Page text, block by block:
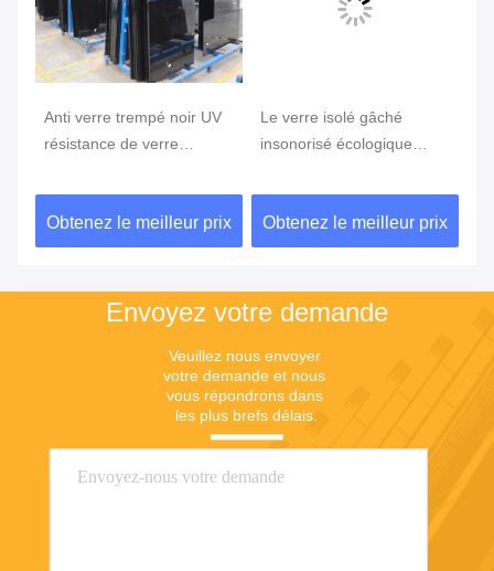
Anti verre trempé noir UV
résistance de verre
6mm
Obtenez le meilleur prix
Le verre isolé gâché
insonorisé écologique
sur commande
Obtenez le meilleur prix
Envoyez votre demande
Veuillez nous envoyer
votre demande et nous
vous répondrons dans
les plus brefs délais.